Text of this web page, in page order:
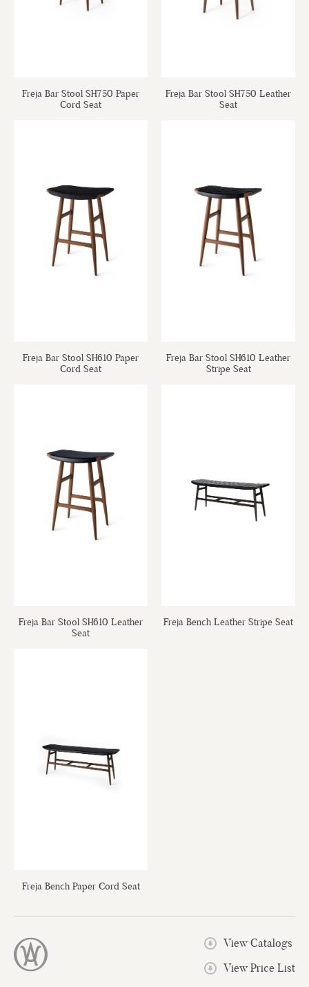
Freja Bar Stool SH750 Paper
Cord Seat
Freja Bar Stool SH750 Leather
Seat
Freja Bar Stool SH610 Paper
Cord Seat
Freja Bar Stool SH610 Leather
Stripe Seat
Freja Bar Stool SH610 Leather
Seat
Freja Bench Leather Stripe Seat
Freja Bench Paper Cord Seat
View Catalogs
View Price List